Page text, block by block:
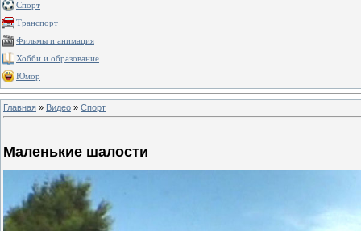
Спорт
Транспорт
Фильмы и анимация
Хобби и образование
Юмор
Главная » Видео » Спорт
Маленькие шалости